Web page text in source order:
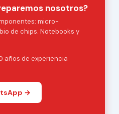
nosotros?
micro-
de chips. Notebooks y
años de experiencia
→